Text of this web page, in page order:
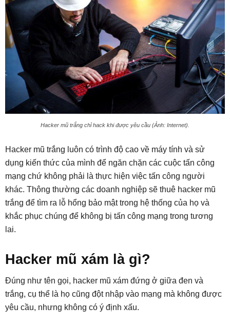
Hacker mũ trắng chỉ hack khi được yêu cầu (Ảnh: Internet).
Hacker mũ trắng luôn có trình độ cao về máy tính và sử
dụng kiến thức của mình để ngăn chặn các cuộc tấn công
mạng chứ không phải là thực hiện việc tấn công người
khác. Thông thường các doanh nghiệp sẽ thuê hacker mũ
trắng để tìm ra lỗ hổng bảo mật trong hệ thống của họ và
khắc phục chúng để không bị tấn công mạng trong tương
lai.
Hacker mũ xám là gì?
Đúng như tên gọi, hacker mũ xám đứng ở giữa đen và
trắng, cụ thể là họ cũng đột nhập vào mạng mà không được
yêu cầu, nhưng không có ý định xấu.